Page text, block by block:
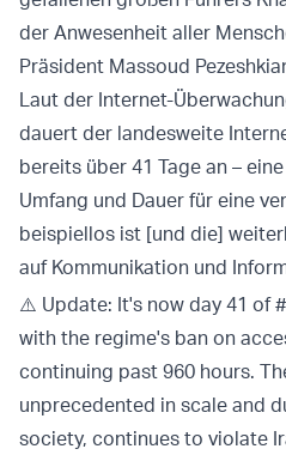
der Anwesenheit aller
Präsident Massoud
Laut der Internet-
dauert der landesweite
bereits über 41 Tage an –
Umfang und Dauer für eine
beispiellos ist [und die]
auf Kommunikation und
⚠️ Update: It's now day 41 of
with the regime's ban on
continuing past 960 hours.
unprecedented in scale and
society, continues to violate